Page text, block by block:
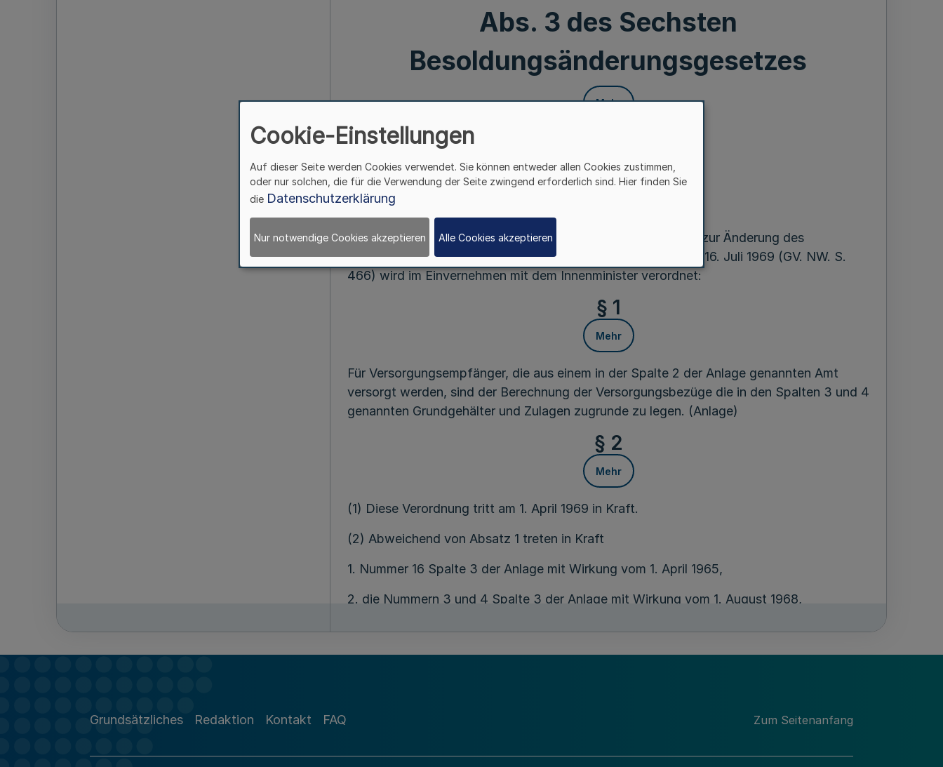
Abs. 3 des Sechsten
Besoldungsänderungsgesetzes
Mehr
Auf Grund des Artikels VI § 2 Abs. 3 des Sechsten Gesetzes zur Änderung des
Besoldungsgesetzes für das Land Nordrhein-Westfalen vom 16. Juli 1969 (GV. NW. S.
466) wird im Einvernehmen mit dem Innenminister verordnet:
§ 1
Mehr
Für Versorgungsempfänger, die aus einem in der Spalte 2 der Anlage genannten Amt
versorgt werden, sind der Berechnung der Versorgungsbezüge die in den Spalten 3 und 4
genannten Grundgehälter und Zulagen zugrunde zu legen. (Anlage)
§ 2
Mehr
(1) Diese Verordnung tritt am 1. April 1969 in Kraft.
(2) Abweichend von Absatz 1 treten in Kraft
1. Nummer 16 Spalte 3 der Anlage mit Wirkung vom 1. April 1965,
2. die Nummern 3 und 4 Spalte 3 der Anlage mit Wirkung vom 1. August 1968,
3. Nummer 9 Spalte 4 der Anlage am 1. Januar 1970.
Der Finanzminister
Grundsätzliches Redaktion Kontakt FAQ Zum Seitenanfang
Cookie-Einstellungen
Auf dieser Seite werden Cookies verwendet. Sie können entweder allen Cookies zustimmen,
oder nur solchen, die für die Verwendung der Seite zwingend erforderlich sind. Hier finden Sie
die Datenschutzerklärung
Nur notwendige Cookies akzeptieren Alle Cookies akzeptieren